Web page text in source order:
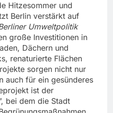
Hitzesommer und
Berlin verstärkt auf
Umweltpolitik
große Investitionen in
Dächern und
renaturierte Flächen
sorgen nicht nur
auch für ein gesünderes
ist der
bei dem die Stadt